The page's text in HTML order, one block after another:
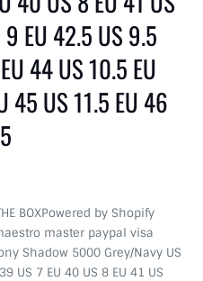
EU 42.5 US 9.5
44 US 10.5 EU
45 US 11.5 EU 46
BOXPowered by Shopify
master paypal visa
Shadow 5000 Grey/Navy US
US 7 EU 40 US 8 EU 41 US